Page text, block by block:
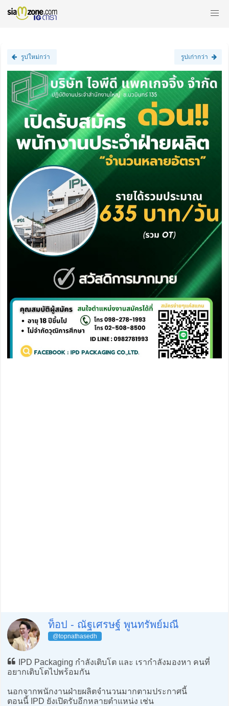
รูปใหม่กว่า รูปเก่ากว่า
ท็อป - ณัฐเศรษฐ์ พูนทรัพย์มณี
@topnathasedh
IPD Packaging กำลังเติบโต และ เรากำลังมองหา คนที่
อยากเติบโตไปพร้อมกัน
นอกจากพนักงานฝ่ายผลิตจำนวนมากตามประกาศนี้
ตอนนี้ IPD ยังเปิดรับอีกหลายตำแหน่ง เช่น